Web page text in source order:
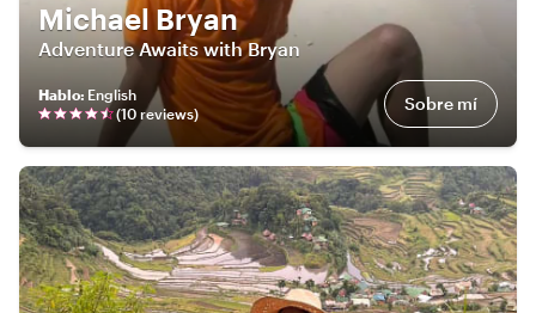
Michael Bryan
Adventure Awaits with Bryan
Hablo: English
(10 reviews) Sobre mí